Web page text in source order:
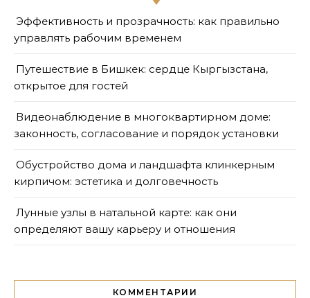
Эффективность и прозрачность: как правильно
управлять рабочим временем
Путешествие в Бишкек: сердце Кыргызстана,
открытое для гостей
Видеонаблюдение в многоквартирном доме:
законность, согласование и порядок установки
Обустройство дома и ландшафта клинкерным
кирпичом: эстетика и долговечность
Лунные узлы в натальной карте: как они
определяют вашу карьеру и отношения
КОММЕНТАРИИ